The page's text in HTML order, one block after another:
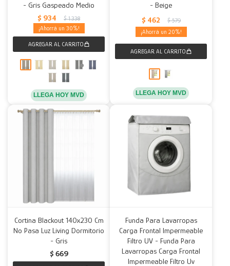
- Gris Gaspeado Medio
$ 934 $ 1.338
30
LLEGA HOY MVD
- Beige
$ 462 $ 579
20
LLEGA HOY MVD
Cortina Blackout 140x230 Cm
No Pasa Luz Living Dormitorio
- Gris
$ 669
Funda Para Lavarropas
Carga Frontal Impermeable
Filtro UV - Funda Para
Lavarropas Carga Frontal
Impermeable Filtro Uv